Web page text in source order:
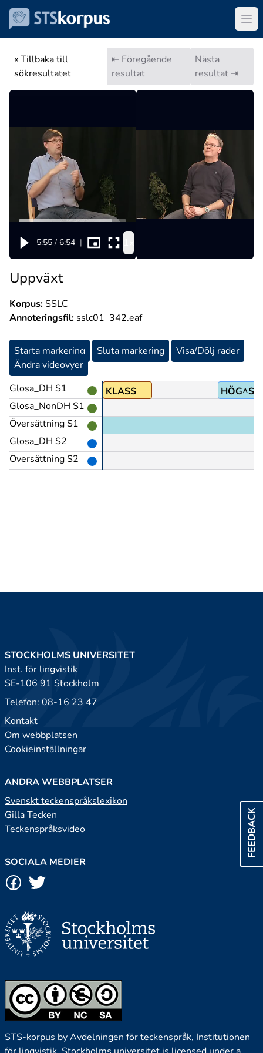
« Tillbaka till
sökresultatet
⇤ Föregående
resultat
Nästa
resultat ⇥
5:55 / 6:54 |
Uppväxt
Korpus:SSLC
Annoteringsfil: sslc01_342.eaf
Starta markering Sluta markering
Visa/Dölj rader
Ändra videovyer
Glosa_DH S1
Glosa_NonDH S1
Översättning S1
Glosa_DH S2
Översättning S2
KLASS
FEEDBACK
STOCKHOLMS UNIVERSITET
Inst. för lingvistik
SE-106 91 Stockholm
Telefon: 08-16 23 47
Kontakt
Om webbplatsen
Cookieinställningar
ANDRA WEBBPLATSER
Svenskt teckenspråkslexikon
Gilla Tecken
Teckenspråksvideo
SOCIALA MEDIER
STS-korpus byAvdelningen för teckenspråk, Institutionen